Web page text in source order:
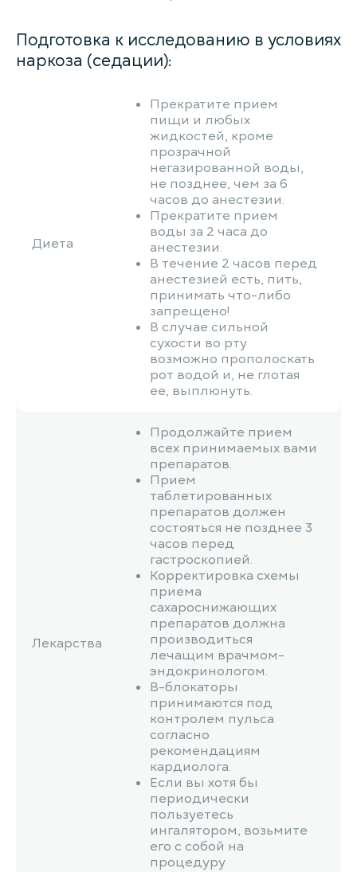
Подготовка к исследованию в условиях
наркоза (седации):
Диета
Прекратите прием
пищи и любых
жидкостей, кроме
прозрачной
негазированной воды,
не позднее, чем за 6
часов до анестезии.
Прекратите прием
воды за 2 часа до
анестезии.
В течение 2 часов перед
анестезией есть, пить,
принимать что-либо
запрещено!
В случае сильной
сухости во рту
возможно прополоскать
рот водой и, не глотая
ее, выплюнуть.
Лекарства
Продолжайте прием
всех принимаемых вами
препаратов.
Прием
таблетированных
препаратов должен
состояться не позднее 3
часов перед
гастроскопией.
Корректировка схемы
приема
сахароснижающих
препаратов должна
производиться
лечащим врачмом-
эндокринологом.
В-блокаторы
принимаются под
контролем пульса
согласно
рекомендациям
кардиолога.
Если вы хотя бы
периодически
пользуетесь
ингалятором, возьмите
его с собой на
процедуру